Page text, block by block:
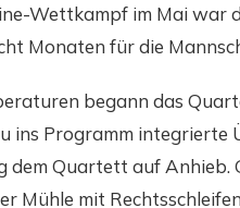
Wettkampf im Mai war
Monaten für die
begann das
ins Programm integrierte
dem Quartett auf Anhieb.
Mühle mit